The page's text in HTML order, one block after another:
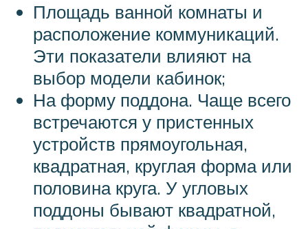
Площадь ванной комнаты и
расположение коммуникаций.
Эти показатели влияют на
выбор модели кабинок;
На форму поддона. Чаще всего
встречаются у пристенных
устройств прямоугольная,
квадратная, круглая форма или
половина круга. У угловых
поддоны бывают квадратной,